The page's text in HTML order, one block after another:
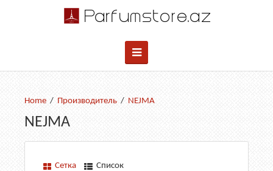
Производитель NEJMA
NEJMA
Сетка Список